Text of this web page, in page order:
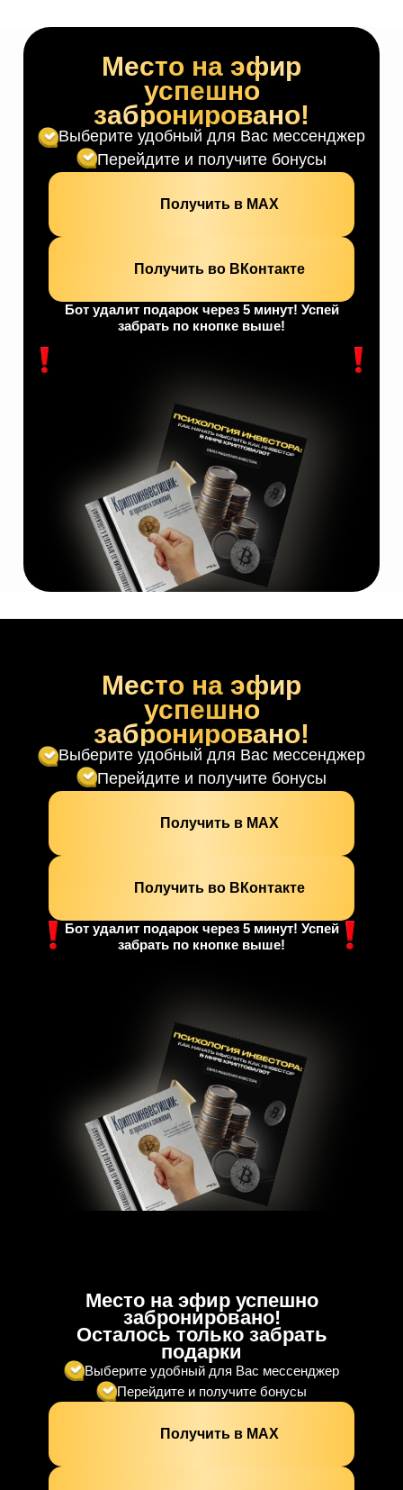
Место на эфир
успешно
забронировано!
Выберите удобный для Вас мессенджер
Перейдите и получите бонусы
Получить в МАХ
Получить во ВКонтакте
Бот удалит подарок через 5 минут! Успей
забрать по кнопке выше!
Место на эфир
успешно
забронировано!
Выберите удобный для Вас мессенджер
Перейдите и получите бонусы
Получить в МАХ
Получить во ВКонтакте
Бот удалит подарок через 5 минут! Успей
забрать по кнопке выше!
Место на эфир успешно
забронировано!
Осталось только забрать
подарки
Выберите удобный для Вас мессенджер
Перейдите и получите бонусы
Получить в МАХ